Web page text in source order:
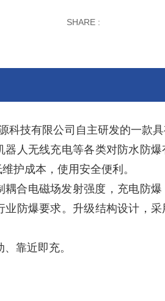
SHARE :
科技有限公司自主研发的一款
人无线充电等各类对防水防爆
护成本，使用安全便利。
合电磁场发射强度，充电防爆
防爆要求。升级结构设计，
靠近即充。